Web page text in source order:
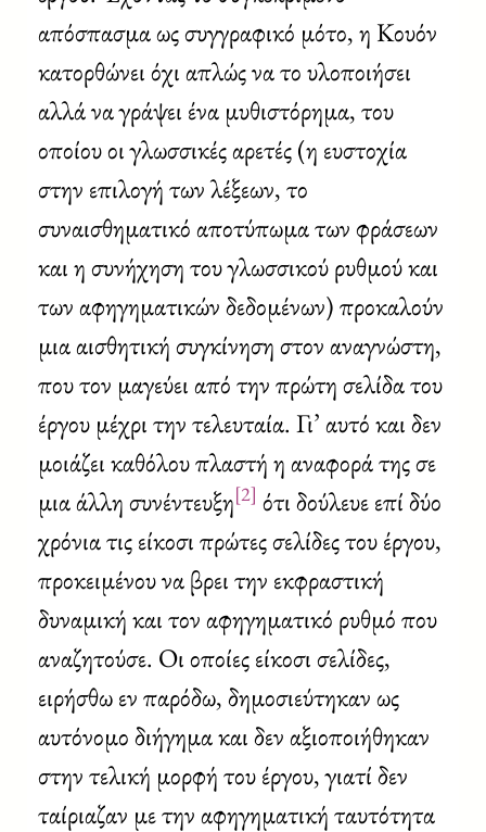
απόσπασμα ως συγγραφικό μότο, η Κουόν
κατορθώνει όχι απλώς να το υλοποιήσει
αλλά να γράψει ένα μυθιστόρημα, του
οποίου οι γλωσσικές αρετές (η ευστοχία
στην επιλογή των λέξεων, το
συναισθηματικό αποτύπωμα των φράσεων
και η συνήχηση του γλωσσικού ρυθμού και
των αφηγηματικών δεδομένων) προκαλούν
μια αισθητική συγκίνηση στον αναγνώστη,
που τον μαγεύει από την πρώτη σελίδα του
έργου μέχρι την τελευταία. Γι’ αυτό και δεν
μοιάζει καθόλου πλαστή η αναφορά της σε
μια άλλη συνέντευξη[2] ότι δούλευε επί δύο
χρόνια τις είκοσι πρώτες σελίδες του έργου,
προκειμένου να βρει την εκφραστική
δυναμική και τον αφηγηματικό ρυθμό που
αναζητούσε. Οι οποίες είκοσι σελίδες,
ειρήσθω εν παρόδω, δημοσιεύτηκαν ως
αυτόνομο διήγημα και δεν αξιοποιήθηκαν
στην τελική μορφή του έργου, γιατί δεν
ταίριαζαν με την αφηγηματική ταυτότητα